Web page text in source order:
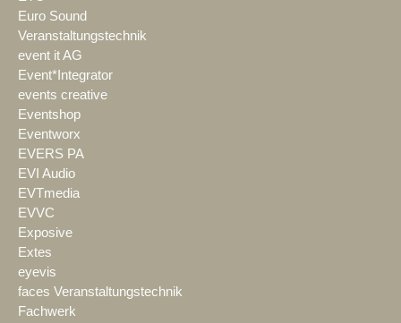
Euro Sound
Veranstaltungstechnik
event it AG
Event*Integrator
events creative
Eventshop
Eventworx
EVERS PA
EVI Audio
EVTmedia
EVVC
Exposive
Extes
eyevis
faces Veranstaltungstechnik
Fachwerk